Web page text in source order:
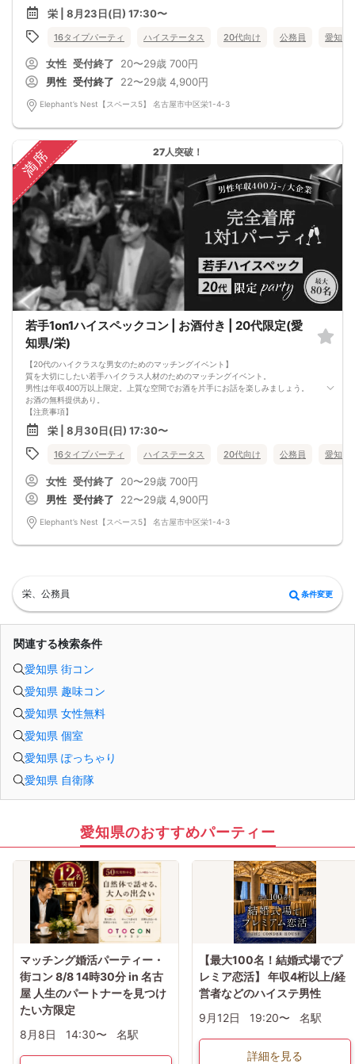
■当日の持ち物
・公的身分証明書 ※ご提示いただけない方はご参加いただけません
■留意事項
・最善を尽くしておりますが、やむを得ない事情（ご予約者様の当日キャンセル
交通費等の補償は致しかねますのであらかじめご了承ください。
・当日は時間に余裕をもってお越しください。10分以上の遅刻はご参加をお断り
する場合がございます。
【その他】
■最小催行人数
パーティ開始2時間前まで
■飲食
アルコール/ソフトドリンク付き
栄 | 8月23日(日) 17:30〜
16タイプパーティ ハイステータス 20代向け 公務員 愛知県
女性 受付終了 20〜29歳 700円
男性 受付終了 22〜29歳 4,900円
Elephant’s Nest【スペース5】 名古屋市中区栄1-4-3
満席 27人突破！
若手1on1ハイスペックコン | お酒付き | 20代限定(愛
知県/栄)
【20代のハイクラスな男女のためのマッチングイベント】
質を大切にしたい若手ハイクラス人材のためのマッチングイベント。
男性は年収400万以上限定。上質な空間でお酒を片手にお話を楽しみましょう。
お酒の無料提供あり。
【注意事項】
■当日の持ち物
・公的身分証明書 ※ご提示いただけない方はご参加いただけません
■留意事項
・最善を尽くしておりますが、やむを得ない事情（ご予約者様の当日キャンセル
交通費等の補償は致しかねますのであらかじめご了承ください。
・当日は時間に余裕をもってお越しください。10分以上の遅刻はご参加をお断り
する場合がございます。
【その他】
■最小催行人数
男女5対5
アルコール/ソフトドリンク付き
栄 | 8月30日(日) 17:30〜
16タイプパーティ ハイステータス 20代向け 公務員 愛知県
女性 受付終了 20〜29歳 700円
男性 受付終了 22〜29歳 4,900円
Elephant’s Nest【スペース5】 名古屋市中区栄1-4-3
栄、公務員 条件変更
関連する検索条件
愛知県 街コン
愛知県 趣味コン
愛知県 女性無料
愛知県 個室
愛知県 ぽっちゃり
愛知県 自衛隊
愛知県のおすすめパーティー
マッチング婚活パーティー・
街コン 8/8 14時30分 in 名古
屋 人生のパートナーを見つけ
たい方限定
8月8日
14:30〜 名駅
【最大100名！結婚式場でプ
レミア恋活】 年収4桁以上/経
営者などのハイステ男性
9月12日
19:20〜 名駅
詳細を見る